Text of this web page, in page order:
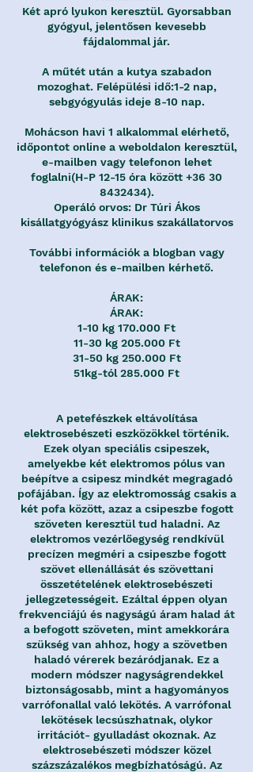
Két apró lyukon keresztül. Gyorsabban
gyógyul, jelentősen kevesebb
fájdalommal jár.
A műtét után a kutya szabadon
mozoghat. Felépülési idő:1-2 nap,
sebgyógyulás ideje 8-10 nap.
Mohácson havi 1 alkalommal elérhető,
időpontot online a weboldalon keresztül,
e-mailben vagy telefonon lehet
foglalni(H-P 12-15 óra között +36 30
8432434).
Operáló orvos: Dr Túri Ákos
kisállatgyógyász klinikus szakállatorvos
További információk a blogban vagy
telefonon és e-mailben kérhető.
ÁRAK:
ÁRAK:
1-10 kg 170.000 Ft
11-30 kg 205.000 Ft
31-50 kg 250.000 Ft
51kg-tól 285.000 Ft
A petefészkek eltávolítása
elektrosebészeti eszközökkel történik.
Ezek olyan speciális csipeszek,
amelyekbe két elektromos pólus van
beépítve a csipesz mindkét megragadó
pofájában. Így az elektromosság csakis a
két pofa között, azaz a csipeszbe fogott
szöveten keresztül tud haladni. Az
elektromos vezérlőegység rendkívül
precízen megméri a csipeszbe fogott
szövet ellenállását és szövettani
összetételének elektrosebészeti
jellegzetességeit. Ezáltal éppen olyan
frekvenciájú és nagyságú áram halad át
a befogott szöveten, mint amekkorára
szükség van ahhoz, hogy a szövetben
haladó vérerek bezáródjanak. Ez a
modern módszer nagyságrendekkel
biztonságosabb, mint a hagyományos
varrófonallal való lekötés. A varrófonal
lekötések lecsúszhatnak, olykor
irritációt- gyulladást okoznak. Az
elektrosebészeti módszer közel
százszázalékos megbízhatóságú. Az